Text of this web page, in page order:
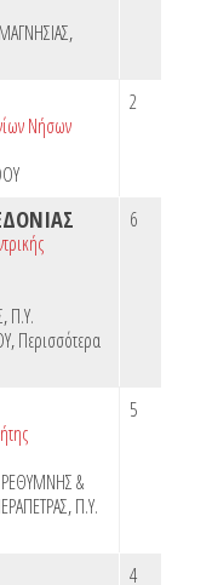
,
Νήσων
2
,Π.Υ.
,Περισσότερα
6
ΡΕΘΥΜΝΗΣ &
,Π.Υ.
5
4